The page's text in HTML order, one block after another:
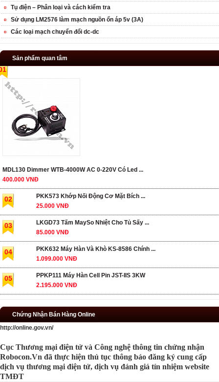
Tụ điện – Phân loại và cách kiểm tra
Sử dụng LM2576 làm mạch nguồn ổn áp 5v (3A)
Các loại mạch chuyển đổi dc-dc
Sản phẩm quan tâm
MDL130 Dimmer WTB-4000W AC 0-220V Có Led ...
400.000 VNĐ
02
PKK573 Khớp Nối Động Cơ Mặt Bích ...
25.000 VNĐ
03
LKGD73 Tấm MaySo Nhiệt Cho Tủ Sấy ...
85.000 VNĐ
04
PKK632 Máy Hàn Và Khò KS-8586 Chính ...
1.099.000 VNĐ
05
PPKP111 Máy Hàn Cell Pin JST-IIS 3KW
2.195.000 VNĐ
Chứng Nhận Bán Hàng Online
http://online.gov.vn/
Cục Thương mại điện tử và Công nghệ thông tin chứng nhận
Robocon.Vn đã thực hiện thủ tục thông báo đăng ký cung cấp
dịch vụ thương mại điện tử, dịch vụ đánh giá tín nhiệm website
TMĐT